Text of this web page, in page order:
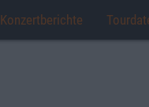
Konzertberichte